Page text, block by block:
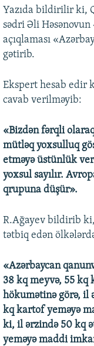
Yazıda bildirilir ki,
sədri Əli
açıqlaması
gətirib.
Ekspert hesab edir
cavab verilməyib:
«Bizdən fərqli
mütləq yoxsulluq
etməyə üstünlük
yoxsul sayılır.
qrupuna düşür».
R.Ağayev bildirib
tətbiq edən
«Azərbaycan
38 kq meyvə, 55 kq
hökumətinə görə, il
kq kartof yeməyə
ki, il ərzində 50 kq
yeməyə maddi